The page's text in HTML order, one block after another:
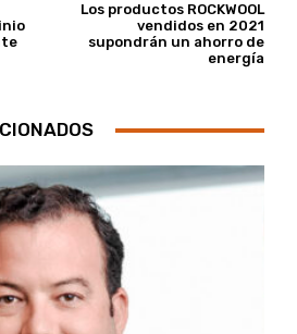
Los productos ROCKWOOL
vendidos en 2021
supondrán un ahorro de
energía